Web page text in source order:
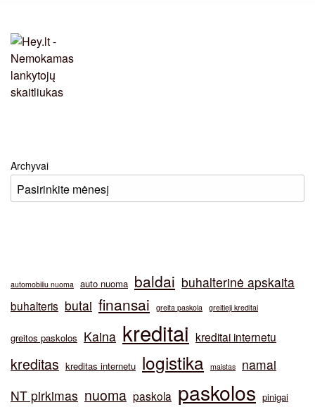
Archyvai
automobiliu nuoma auto nuoma baldai buhalterinė apskaita
buhalteris butai finansai greita paskola greitieji kreditai
greitos paskolos Kaina kreditai kreditai internetu
kreditas kreditas internetu logistika maistas
namai
NT pirkimas nuoma paskola paskolos pinigai